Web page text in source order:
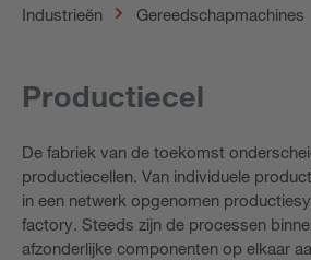
Industrieën Gereedschapmachines
Productiecel
De fabriek van de toekomst
productiecellen. Van individuele
in een netwerk opgenomen
factory. Steeds zijn de processen
afzonderlijke componenten op elkaar